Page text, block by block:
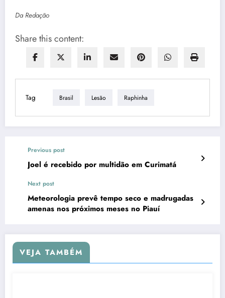
Da Redação
Share this content:
Tag Brasil Lesão Raphinha
Previous post
Joel é recebido por multidão em Curimatá
Next post
Meteorologia prevê tempo seco e madrugadas
amenas nos próximos meses no Piauí
VEJA TAMBÉM